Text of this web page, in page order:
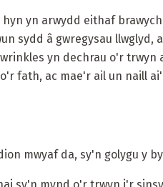
hyn yn arwydd eithaf
sydd â gwregysau llwglyd,
yn dechrau o'r trwyn
fath, ac mae'r ail un naill
mwyaf da, sy'n golygu y